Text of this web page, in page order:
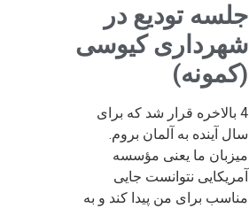
جلسه تودیع در
شهرداری کیوسی
(کمونه)
4 بالاخره قرار شد که برای
سال آینده به آلمان بروم.
میزبان ما یعنی مؤسسه
آمریکایی نتوانست جایی
مناسب برای من پیدا کند و به